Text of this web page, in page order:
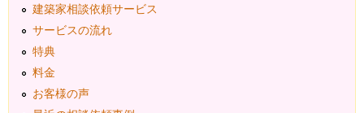
建築家相談依頼サービス
サービスの流れ
特典
料金
お客様の声